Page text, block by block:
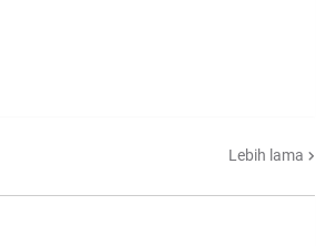
Lebih lama